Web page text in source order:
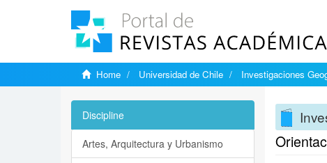
Home Universidad de Chile Investigaciones
Discipline
Artes, Arquitectura y Urbanismo